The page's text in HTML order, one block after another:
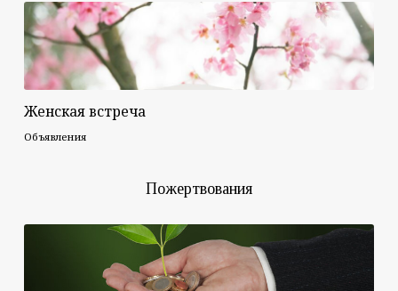
Женская встреча
Объявления
Пожертвования